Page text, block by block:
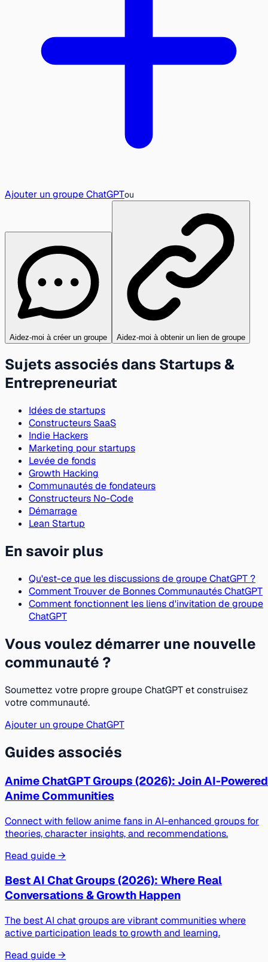
Ajouter un groupe ChatGPTou
Aidez-moi à créer un groupe Aidez-moi à obtenir un lien de groupe
Sujets associés dans Startups &
Entrepreneuriat
Idées de startups
Constructeurs SaaS
Indie Hackers
Marketing pour startups
Levée de fonds
Growth Hacking
Communautés de fondateurs
Constructeurs No-Code
Démarrage
Lean Startup
En savoir plus
Qu'est-ce que les discussions de groupe ChatGPT ?
Comment Trouver de Bonnes Communautés ChatGPT
Comment fonctionnent les liens d'invitation de groupe
ChatGPT
Vous voulez démarrer une nouvelle
communauté ?
Soumettez votre propre groupe ChatGPT et construisez
votre communauté.
Ajouter un groupe ChatGPT
Guides associés
Anime ChatGPT Groups (2026): Join AI-Powered
Anime Communities
Connect with fellow anime fans in AI-enhanced groups for
theories, character insights, and recommendations.
Read guide →
Best AI Chat Groups (2026): Where Real
Conversations & Growth Happen
The best AI chat groups are vibrant communities where
active participation leads to growth and learning.
Read guide →